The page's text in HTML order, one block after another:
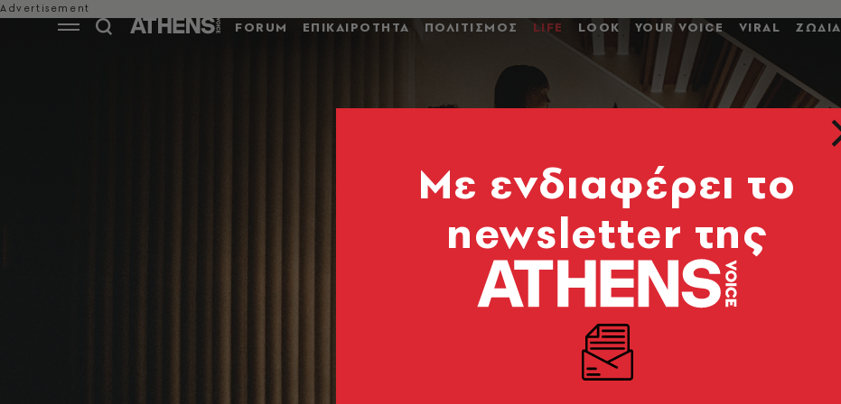
FORUM ΕΠΙΚΑΙΡΟΤΗΤΑ ΠΟΛΙΤΙΣΜΟΣ LIFE LOOK YOUR VOICE VIRAL ΖΩΔΙΑ
Mε ενδιαφέρει το
newsletter της